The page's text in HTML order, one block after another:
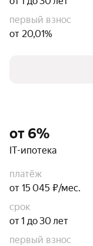
первый взнос
от 20,01%
от 6%
IT-ипотека
платёж
от 15 045 ₽/мес.
срок
от 1 до 30 лет
первый взнос